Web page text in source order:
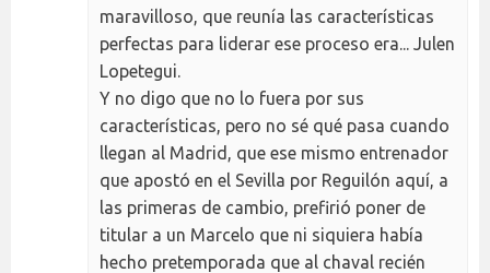
maravilloso, que reunía las características
perfectas para liderar ese proceso era... Julen
Lopetegui.
Y no digo que no lo fuera por sus
características, pero no sé qué pasa cuando
llegan al Madrid, que ese mismo entrenador
que apostó en el Sevilla por Reguilón aquí, a
las primeras de cambio, prefirió poner de
titular a un Marcelo que ni siquiera había
hecho pretemporada que al chaval recién